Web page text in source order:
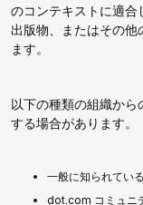
のコンテキストに適合
出版物、またはその他
ます。
以下の種類の組織か
する場合があります。
一般に知られてい
dot.com コミュニ